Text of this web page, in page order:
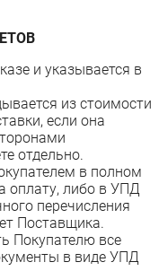
и указывается в
из стоимости
если она
отдельно.
в полном
оплату, либо в УПД
перечисления
Поставщика.
Покупателю все
в виде УПД